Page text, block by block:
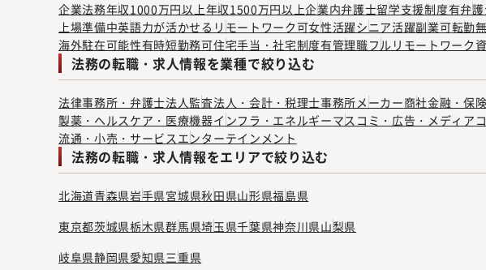
企業法務年収1000万円以上年収1500万円以上企業内弁護士留学支援制度有弁
上場準備中英語力が活かせる リモートワーク可女性活躍シニア活躍副業可転勤無
海外駐在可能性有時短勤務可住宅手当・社宅制度有管理職フルリモートワーク
法務の転職・求人情報を業種で絞り込む
法律事務所・弁護士法人監査法人・会計・税理士事務所メーカー商社金融・保険
製薬・ヘルスケア・医療機器インフラ・エネルギーマスコミ・広告・メディア
流通・小売・サービス エンターテインメント
法務の転職・求人情報をエリアで絞り込む
北海道青森県岩手県宮城県秋田県山形県福島県
東京都茨城県栃木県群馬県埼玉県千葉県神奈川県山梨県
岐阜県静岡県愛知県三重県